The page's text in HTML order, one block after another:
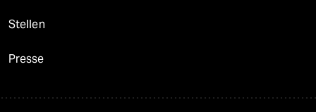
Stellen
Presse